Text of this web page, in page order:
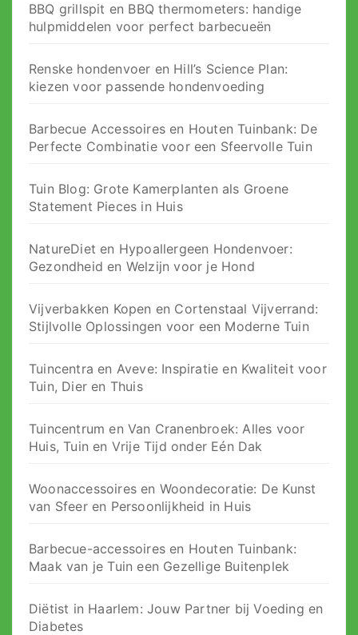
BBQ grillspit en BBQ thermometers: handige
hulpmiddelen voor perfect barbecueën
Renske hondenvoer en Hill’s Science Plan:
kiezen voor passende hondenvoeding
Barbecue Accessoires en Houten Tuinbank: De
Perfecte Combinatie voor een Sfeervolle Tuin
Tuin Blog: Grote Kamerplanten als Groene
Statement Pieces in Huis
NatureDiet en Hypoallergeen Hondenvoer:
Gezondheid en Welzijn voor je Hond
Vijverbakken Kopen en Cortenstaal Vijverrand:
Stijlvolle Oplossingen voor een Moderne Tuin
Tuincentra en Aveve: Inspiratie en Kwaliteit voor
Tuin, Dier en Thuis
Tuincentrum en Van Cranenbroek: Alles voor
Huis, Tuin en Vrije Tijd onder Eén Dak
Woonaccessoires en Woondecoratie: De Kunst
van Sfeer en Persoonlijkheid in Huis
Barbecue-accessoires en Houten Tuinbank:
Maak van je Tuin een Gezellige Buitenplek
Diëtist in Haarlem: Jouw Partner bij Voeding en
Diabetes